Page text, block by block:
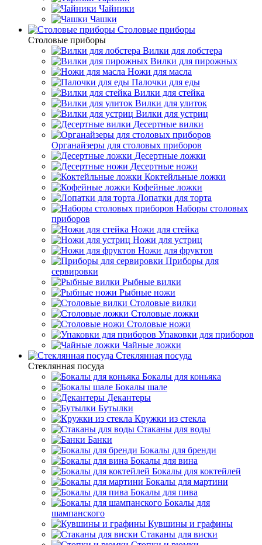
Чайники
Чашки
Cтоловые приборы
Cтоловые приборы
Вилки для лобстера
Вилки для пирожных
Ножи для масла
Палочки для еды
Вилки для стейка
Вилки для улиток
Вилки для устриц
Десертные вилки
Органайзеры для столовых приборов
Десертные ложки
Десертные ножи
Коктейльные ложки
Кофейные ложки
Лопатки для торта
Наборы столовых
приборов
Ножи для стейка
Ножи для устриц
Ножи для фруктов
Приборы для
сервировки
Рыбные вилки
Рыбные ножи
Столовые вилки
Столовые ложки
Столовые ножи
Упаковки для приборов
Чайные ложки
Стеклянная посуда
Стеклянная посуда
Бокалы для коньяка
Бокалы шале
Декантеры
Бутылки
Кружки из стекла
Стаканы для воды
Банки
Бокалы для бренди
Бокалы для вина
Бокалы для коктейлей
Бокалы для мартини
Бокалы для пива
Бокалы для
шампанского
Кувшины и графины
Стаканы для виски